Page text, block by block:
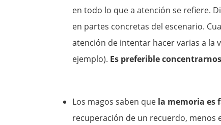
en todo lo que a atención se refiere.
en partes concretas del escenario.
atención de intentar hacer varias a la
ejemplo). Es preferible
Los magos saben que la memoria es
recuperación de un recuerdo, menos